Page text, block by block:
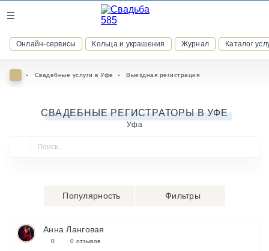
Онлайн-сервисы Кольца и украшения Журнал Каталог
ВСТУПАЙТЕ В КЛУБ ПРИВИЛЕГИЙ
Свадебные услуги в Уфе Выездная регистрация
СВАДЕБНЫЕ РЕГИСТРАТОРЫ В УФЕ
Уфа
Популярность Фильтры
Анна Ланговая
0 0 отзывов